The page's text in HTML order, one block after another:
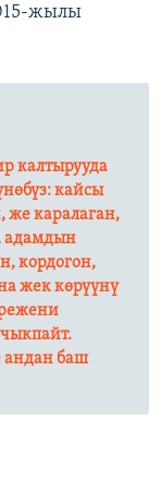
жылы
калтырууда
кайсы
же каралаган,
адамдын
кордогон,
жек көрүүнү
андан баш